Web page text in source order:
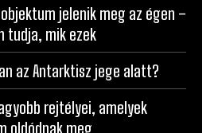
az Antarktisz jege alatt?
rejtélyei, amelyek
oldódnak meg